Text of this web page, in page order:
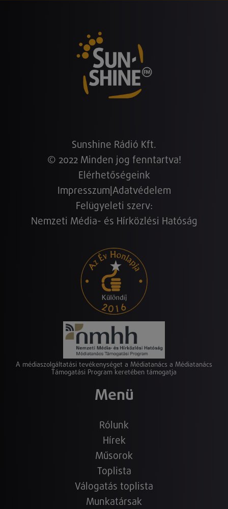
Sunshine Rádió Kft.
© 2022 Minden jog fenntartva!
Elérhetőségeink
Impresszum Adatvédelem
Felügyeleti szerv:
Nemzeti Média- és Hírközlési Hatóság
A médiaszolgáltatási tevékenységet a Médiatanács a Médiatanács
Támogatási Program keretében támogatja
Menü
Rólunk
Hírek
Műsorok
Toplista
Válogatás toplista
Munkatársak